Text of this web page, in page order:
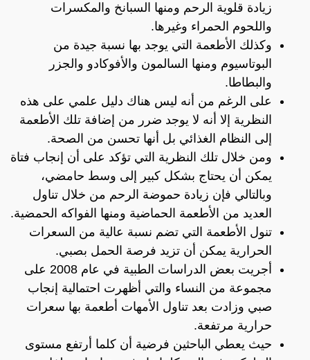
زيادة قلوية الرحم ومنها السبانخ والمكسرات
واللحوم الحمراء وغيرها.
وكذلك الأطعمة التي يوجد بها نسبة جيدة من
البوتاسيوم ومنها السالمون والأفوكادو والجزر
والبطاطا.
على الرغم من أنه ليس هناك دليل علمي على هذه
النظرية إلا أنه لا يوجد ضرر من إضافة تلك الأطعمة
إلى النظام الغذائي بل أنها تحسن من الصحة.
ومن خلال تلك النظرية التي تؤكد على أن إنجاب فتاة
يمكن أن يحتاج بشكل كبير إلى وسط حامضي،
وبالتالي فإن زيادة حموضة الرحم من خلال تناول
العديد من الأطعمة الحماضية ومنها الفواكه الحمضية.
تنول الأطعمة التي تضم نسبة عالية من السعرات
الحرارية يمكن أن تزيد فرصة الحمل بصبي.
أجريت بعض الدراسات الطبية في عام 2008 على
مجموعة من النساء والتي أظهرت احتمالية إنجاب
صبي وزادت بعد تناول الأمهات أطعمة بها سعرات
حرارية مرتفعة.
حيث يعطي الباحثين فرضية أن كلما أرتفع مستوى